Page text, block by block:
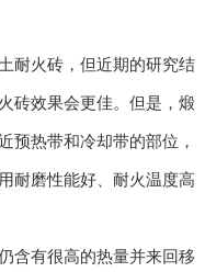
耐火砖，但近期的研究结
砖效果会更佳。但是，煅
预热带和冷却带的部位，
耐磨性能好、耐火温度高
含有很高的热量并来回移